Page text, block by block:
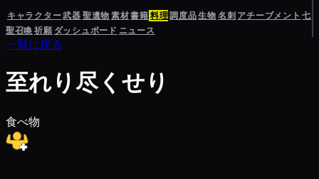
キャラクター武器聖遺物素材書籍料理調度品生物名刺 アチーブメント 七
聖召喚祈願 ダッシュボード ニュース
一覧に戻る
至れり尽くせり
食べ物